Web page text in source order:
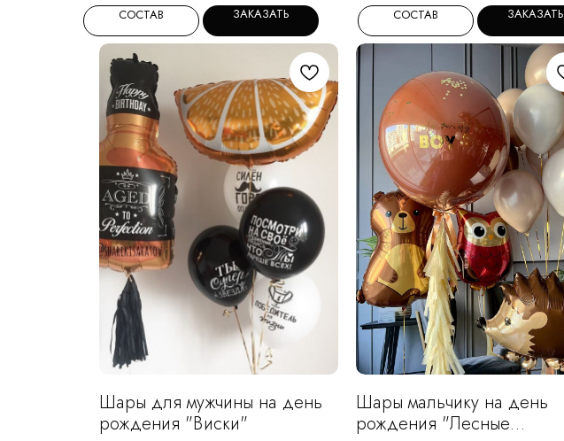
СОСТАВ ЗАКАЗАТЬ СОСТАВ ЗАКАЗАТЬ
Шары для мужчины на день
рождения "Виски"
Шары мальчику на день
рождения "Лесные